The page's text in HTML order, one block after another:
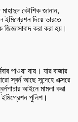
মাহাদুদ কৌশিক জানান,
ইমিগ্রেশন দিয়ে ভারতে
করা করা হয়।
পাওয়া যায়। যার বাজার
স্বর্ন আছে সন্দেহে এক্সরে
আইনে মামলা করা
ইমিগ্রেশন পুলিশ।